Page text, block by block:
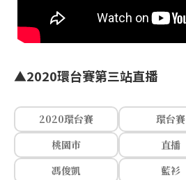
▲2020環台賽第三站直播
2020環台賽
環台賽
桃園市
直播
馮俊凱
藍衫